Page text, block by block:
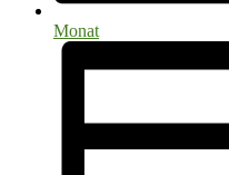
Monat